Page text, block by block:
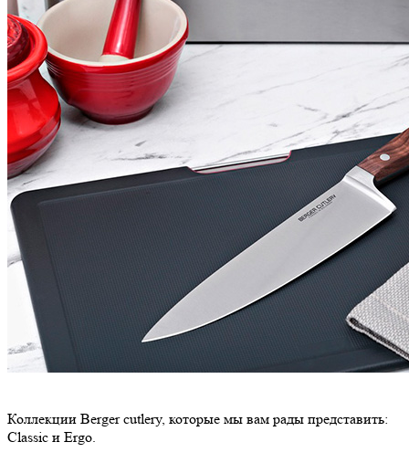
Коллекции Berger cutlery, которые мы вам рады представить:
Classic и Ergo.